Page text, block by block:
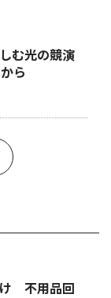
む光の競演
ら
け 不用品回